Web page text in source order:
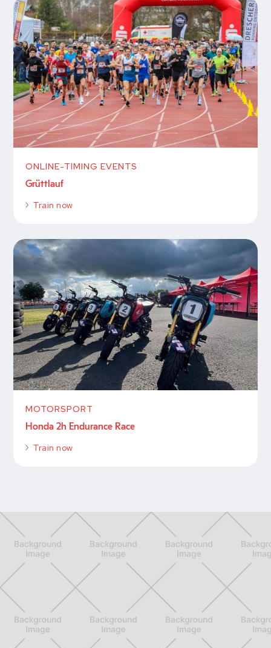
ONLINE-TIMING EVENTS
Grüttlauf
Train now
MOTORSPORT
Honda 2h Endurance Race
Train now